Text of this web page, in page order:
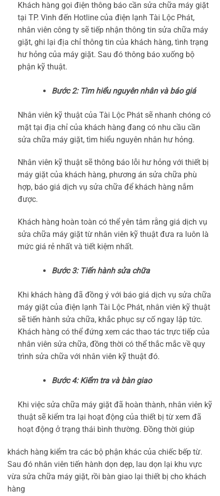
Khách hàng gọi điện thông báo cần sửa chữa máy giặt
tại TP. Vinh đến Hotline của điện lạnh Tài Lộc Phát,
nhân viên công ty sẽ tiếp nhận thông tin sửa chữa máy
giặt, ghi lại địa chỉ thông tin của khách hàng, tình trạng
hư hỏng của máy giặt. Sau đó thông báo xuống bộ
phận kỹ thuật.
Bước 2: Tìm hiểu nguyên nhân và báo giá
Nhân viên kỹ thuật của Tài Lộc Phát sẽ nhanh chóng có
mặt tại địa chỉ của khách hàng đang có nhu cầu cần
sửa chữa máy giặt, tìm hiểu nguyên nhân hư hỏng.
Nhân viên kỹ thuật sẽ thông báo lỗi hư hỏng với thiết bị
máy giặt của khách hàng, phương án sửa chữa phù
hợp, báo giá dịch vụ sửa chữa để khách hàng nắm
được.
Khách hàng hoàn toàn có thể yên tâm rằng giá dịch vụ
sửa chữa máy giặt từ nhân viên kỹ thuật đưa ra luôn là
mức giá rẻ nhất và tiết kiệm nhất.
Bước 3: Tiến hành sửa chữa
Khi khách hàng đã đồng ý với báo giá dịch vụ sửa chữa
máy giặt của điện lạnh Tài Lộc Phát, nhân viên kỹ thuật
sẽ tiến hành sửa chữa, khắc phục sự cố ngay lập tức.
Khách hàng có thể đứng xem các thao tác trực tiếp của
nhân viên sửa chữa, đồng thời có thể thắc mắc về quy
trình sửa chữa với nhân viên kỹ thuật đó.
Bước 4: Kiểm tra và bàn giao
Khi việc sửa chữa máy giặt đã hoàn thành, nhân viên kỹ
thuật sẽ kiểm tra lại hoạt động của thiết bị từ xem đã
hoạt động ở trạng thái bình thường. Đồng thời giúp
khách hàng kiểm tra các bộ phận khác của chiếc bếp từ.
Sau đó nhân viên tiến hành dọn dẹp, lau dọn lại khu vực
vừa sửa chữa máy giặt, rồi bàn giao lại thiết bị cho khách
hàng